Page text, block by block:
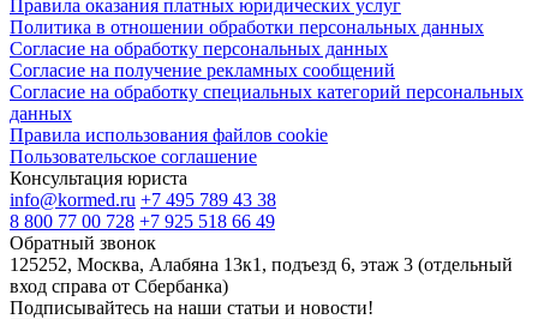
Правила оказания платных юридических услуг
Политика в отношении обработки персональных данных
Согласие на обработку персональных данных
Согласие на получение рекламных сообщений
Согласие на обработку специальных категорий персональных
данных
Правила использования файлов cookie
Пользовательское соглашение
Консультация юриста
info@kormed.ru +7 495 789 43 38
8 800 77 00 728 +7 925 518 66 49
Обратный звонок
125252, Москва, Алабяна 13к1, подъезд 6, этаж 3 (отдельный
вход справа от Сбербанка)
Подписывайтесь на наши статьи и новости!